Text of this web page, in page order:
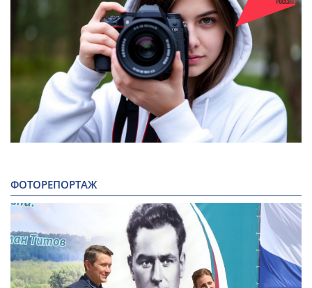
ФОТОРЕПОРТАЖ